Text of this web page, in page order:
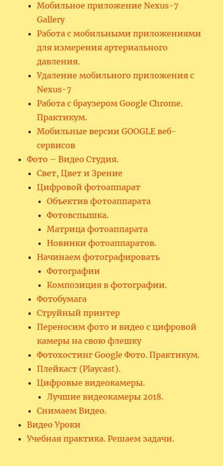
Мобильное приложение Nexus-7
Gallery
Работа с мобильными приложениями
для измерения артериального
давления.
Удаление мобильного приложения с
Nexus-7
Работа с браузером Google Chrome.
Практикум.
Мобильные версии GOOGLE веб-
сервисов
Фото – Видео Студия.
Свет, Цвет и Зрение
Цифровой фотоаппарат
Объектив фотоаппарата
Фотовспышка.
Матрица фотоаппарата
Новинки фотоаппаратов.
Начинаем фотографировать
Фотографии
Композиция в фотографии.
Фотобумага
Струйный принтер
Переносим фото и видео с цифровой
камеры на свою флешку
Фотохостинг Google Фото. Практикум.
Плейкаст (Playcast).
Цифровые видеокамеры.
Лучшие видеокамеры 2018.
Снимаем Видео.
Видео Уроки
Учебная практика. Решаем задачи.